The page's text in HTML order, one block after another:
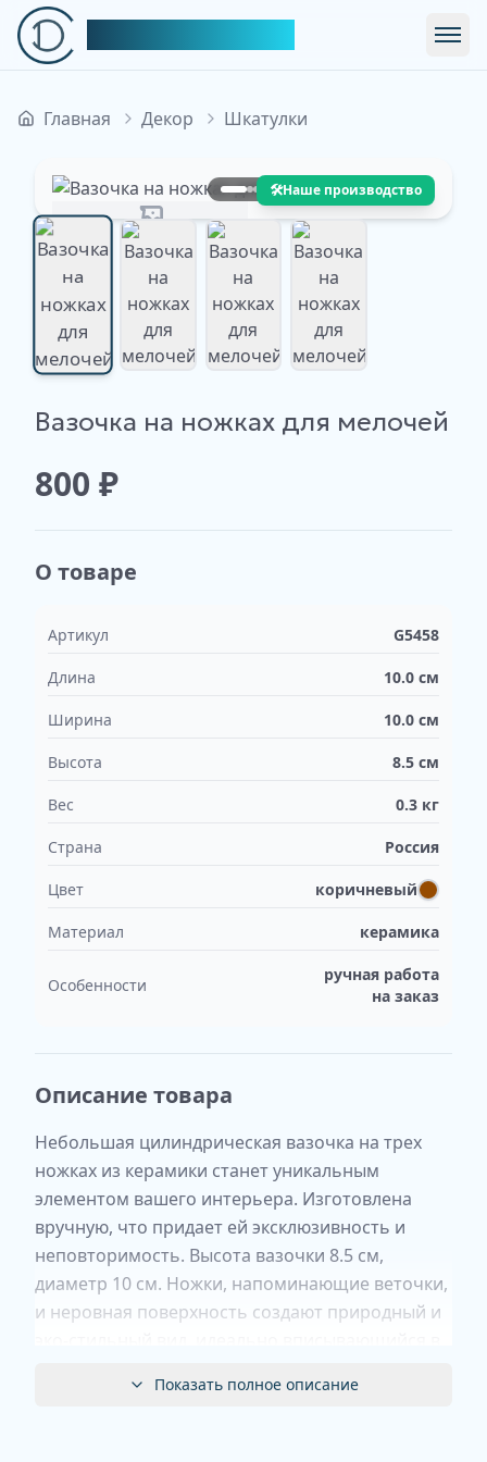
Главная Декор Шкатулки
🛠️Наше производство
Изображение недоступно
ИзображениеИзображениеИзображениеИзображение
Вазочка на ножках для мелочей
800 ₽
О товаре
Артикул G5458
Длина 10.0 см
Ширина 10.0 см
Высота 8.5 см
Вес 0.3 кг
Страна Россия
Цвет коричневый
Материал керамика
Особенности
ручная работа
на заказ
Описание товара
Небольшая цилиндрическая вазочка на трех
ножках из керамики станет уникальным
элементом вашего интерьера. Изготовлена
вручную, что придает ей эксклюзивность и
неповторимость. Высота вазочки 8.5 см,
диаметр 10 см. Ножки, напоминающие веточки,
и неровная поверхность создают природный и
может служить не только декоративным
Показать полное описание